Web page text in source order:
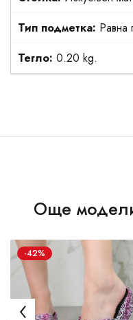
Тип подметка: Равна
Тегло: 0.20 kg.
Още
-42%